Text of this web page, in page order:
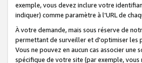
exemple, vous devez inclure votre
indiquer) comme paramètre à l'URL de
À votre demande, mais sous réserve de
permettant de surveiller et d'optimiser les
Vous ne pouvez en aucun cas associer
spécifique de votre site (par exemple,